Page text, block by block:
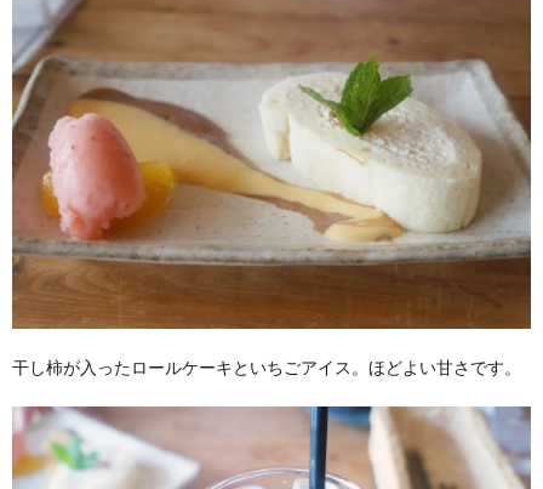
干し柿が入ったロールケーキといちごアイス。ほどよい甘さです。